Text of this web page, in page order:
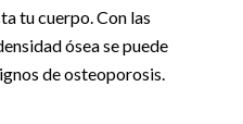
tu cuerpo. Con las
ósea se puede
de osteoporosis.